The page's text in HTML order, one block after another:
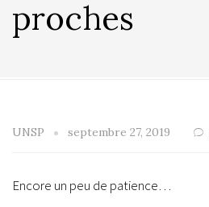
proches
UNSP septembre 27, 2019
Encore un peu de patience…